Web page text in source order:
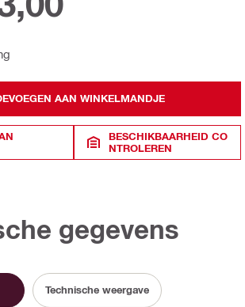
AAN WINKELMANDJE
BESCHIKBAARHEID CO
NTROLEREN
gegevens
Technische weergave